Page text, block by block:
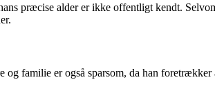
præcise alder er ikke offentligt kendt.
familie er også sparsom, da han